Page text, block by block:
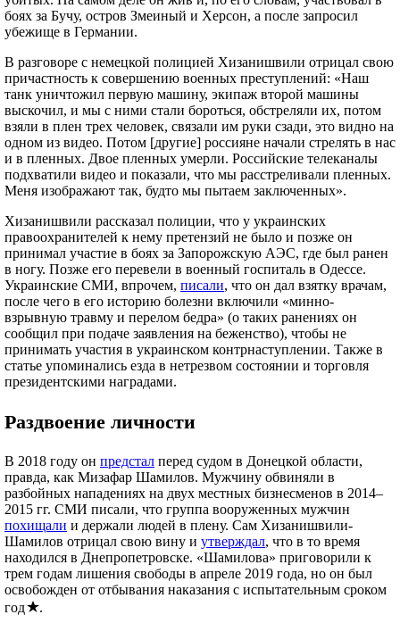
боях за Бучу, остров Змеиный и Херсон, а после запросил
убежище в Германии.
В разговоре с немецкой полицией Хизанишвили отрицал свою
причастность к совершению военных преступлений: «Наш
танк уничтожил первую машину, экипаж второй машины
выскочил, и мы с ними стали бороться, обстреляли их, потом
взяли в плен трех человек, связали им руки сзади, это видно на
одном из видео. Потом [другие] россияне начали стрелять в нас
и в пленных. Двое пленных умерли. Российские телеканалы
подхватили видео и показали, что мы расстреливали пленных.
Меня изображают так, будто мы пытаем заключенных».
Хизанишвили рассказал полиции, что у украинских
правоохранителей к нему претензий не было и позже он
принимал участие в боях за Запорожскую АЭС, где был ранен
в ногу. Позже его перевели в военный госпиталь в Одессе.
Украинские СМИ, впрочем, писали, что он дал взятку врачам,
после чего в его историю болезни включили «минно-
взрывную травму и перелом бедра» (о таких ранениях он
сообщил при подаче заявления на беженство), чтобы не
принимать участия в украинском контрнаступлении. Также в
статье упоминались езда в нетрезвом состоянии и торговля
президентскими наградами.
Раздвоение личности
В 2018 году он предстал перед судом в Донецкой области,
правда, как Мизафар Шамилов. Мужчину обвиняли в
разбойных нападениях на двух местных бизнесменов в 2014–
2015 гг. СМИ писали, что группа вооруженных мужчин
похищали и держали людей в плену. Сам Хизанишвили-
Шамилов отрицал свою вину и утверждал, что в то время
находился в Днепропетровске. «Шамилова» приговорили к
трем годам лишения свободы в апреле 2019 года, но он был
освобожден от отбывания наказания с испытательным сроком
год
.